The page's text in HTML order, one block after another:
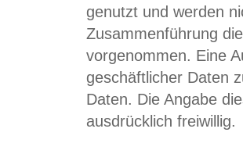
genutzt und werden
Zusammenführung
vorgenommen. Eine
geschäftlicher Daten
Daten. Die Angabe
ausdrücklich freiwillig.